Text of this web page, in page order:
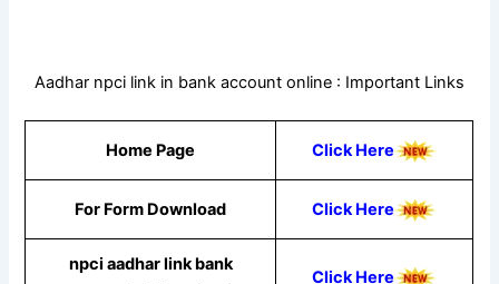
Aadhar npci link in bank account online : Important Links
Home Page Click Here
For Form Download Click Here
npci aadhar link bank
Click Here